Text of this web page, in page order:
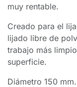
muy rentable.
Creado para el
lijado libre de
trabajo más
superficie.
Diámetro 150 mm.